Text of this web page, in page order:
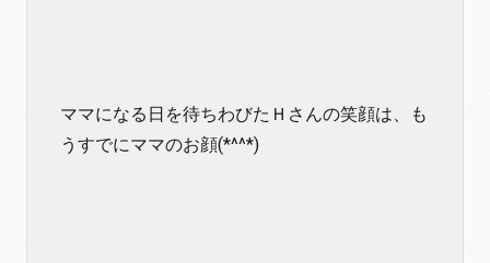
ママになる日を待ちわびたＨさんの笑顔は、も
うすでにママのお顔(*^^*)